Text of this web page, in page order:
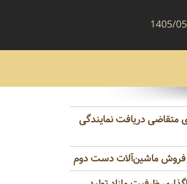
1405/
متقاضی دریافت نمایندگی
فروش ماشین‌آلات دست دوم